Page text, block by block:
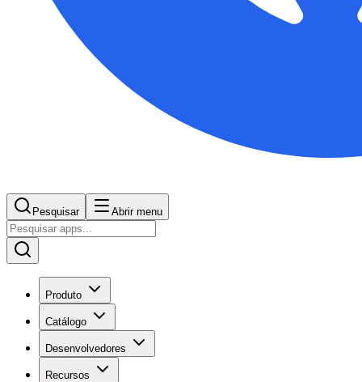
Pesquisar Abrir menu
Produto
Catálogo
Desenvolvedores
Recursos